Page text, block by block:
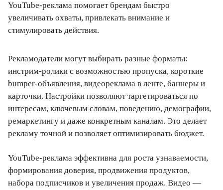
YouTube-реклама помогает брендам быстро
увеличивать охваты, привлекать внимание и
стимулировать действия.
Рекламодатели могут выбирать разные форматы:
инстрим-ролики с возможностью пропуска, короткие
bumper-объявления, видеореклама в ленте, баннеры и
карточки. Настройки позволяют таргетироваться по
интересам, ключевым словам, поведению, демографии,
ремаркетингу и даже конкретным каналам. Это делает
рекламу точной и позволяет оптимизировать бюджет.
YouTube-реклама эффективна для роста узнаваемости,
формирования доверия, продвижения продуктов,
набора подписчиков и увеличения продаж. Видео —